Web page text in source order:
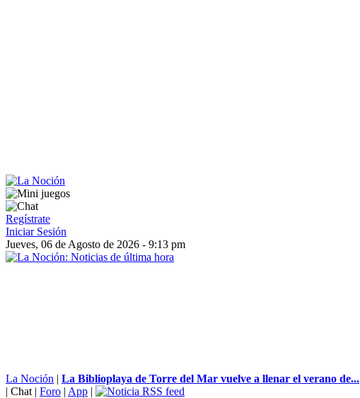
Regístrate
Iniciar Sesión
Jueves, 06 de Agosto de 2026 - 9:13 pm
La Noción | La Biblioplaya de Torre del Mar vuelve a llenar el verano de...
| Chat | Foro | App |